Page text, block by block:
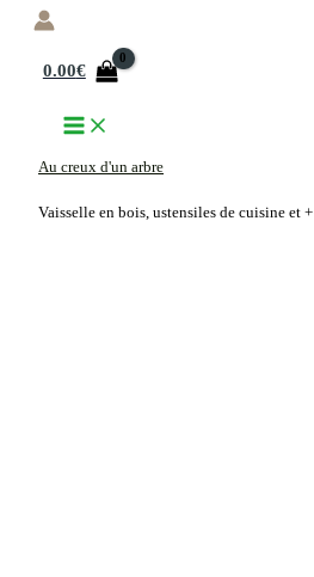
Aller
0.00€
Au creux d'un arbre
Vaisselle en bois, ustensiles de cuisine et +